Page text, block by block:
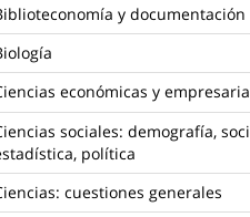
y documentación
económicas y
sociales: demografía,
política
cuestiones generales